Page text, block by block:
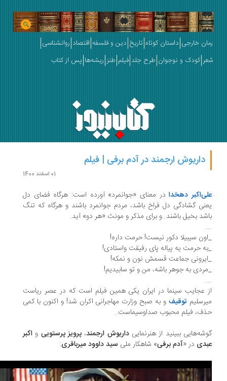
خارجی داستان کوتاه تاریخ دین و فلسفه اقتصاد روانشناسی
کودک و نوجوان طرح جلد فیلم طنز ریشه‌ها پس از کتاب
داریوش ارجمند در آدم برفی | فیلم
دهخدادر معنای «جوانمرد» آورده است: هرگاه فضای دل
گشادگی دل فراخ باشد، مردم جوانمرد باشند و هرگاه که تنگ
بخیل باشند. و برای مذکر و مونث «هر دو» آید.
سیبیلا دکور نیست! حرمت داره!
حرمت یه پیاله پای رفیقت واستادی!
جماعت قسمش نون و نمکه!
به جوهر باشه، من و تو سابیدیم!
عجایب سینما در ایران یکی همین فیلم است که در عصر ریاست
توقیف و به صبح وزارت مهاجرانی اکران شد! و اکنون با کمی
فیلم محبوب صداوسیماست.
ببینید از هنرنماییداریوش ارجمند ،پرویز پرستوییواکبر
در «آدم برفی» شاهکار ملیسید داوود میرباقری: